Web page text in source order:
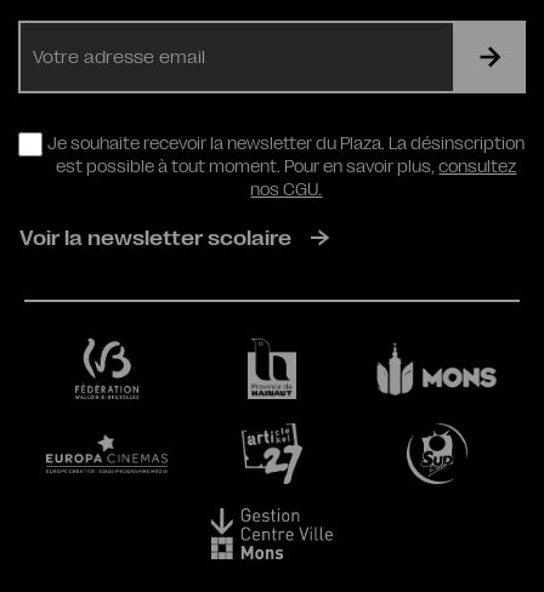
RGPD
Je souhaite recevoir la newsletter du Plaza. La désinscription
est possible à tout moment. Pour en savoir plus,consultez
nos CGU.
Voir la newsletter scolaire